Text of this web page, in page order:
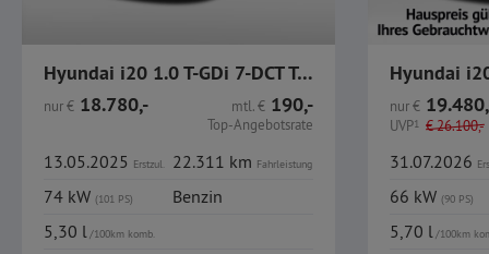
Hyundai i20 1.0 T-GDi 7-DCT Trend
nur€ 18.780,- mtl.€ 190,-
Top-Angebotsrate
13.05.2025 Erstzul. 22.311 km Fahrleistung
74 kW (101 PS)
Benzin
5,30 l/100km komb.
nur€
UVP1 €26.100,-
31.07.2026
66 kW (90 PS)
5,70 l/100km